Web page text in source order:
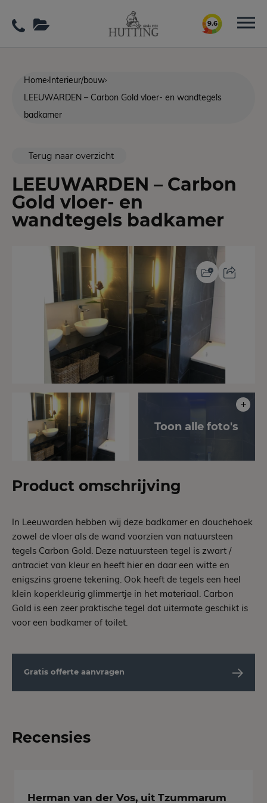
9.6
Home Interieur/bouw
LEEUWARDEN – Carbon Gold vloer- en wandtegels
badkamer
Terug naar overzicht
LEEUWARDEN – Carbon
Gold vloer- en
wandtegels badkamer
Product omschrijving
In Leeuwarden hebben wij deze badkamer en douchehoek
zowel de vloer als de wand voorzien van natuursteen
tegels Carbon Gold. Deze natuursteen tegel is zwart /
antraciet van kleur en heeft hier en daar een witte en
enigszins groene tekening. Ook heeft de tegels een heel
klein koperkleurig glimmertje in het materiaal. Carbon
Gold is een zeer praktische tegel dat uitermate geschikt is
voor een badkamer of toilet.
Gratis offerte aanvragen
Recensies
Herman van der Vos, uit Tzummarum